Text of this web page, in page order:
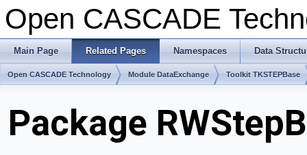
Open CASCADE
Main Page Related Pages Namespaces Data
Open CASCADE Technology Module DataExchange Toolkit TKSTEPBase
Package